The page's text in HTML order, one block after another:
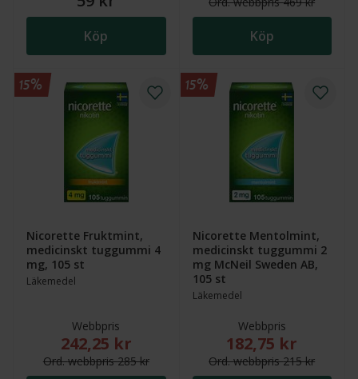
Köp Köp
Nicorette Fruktmint,
medicinskt tuggummi 4
mg, 105 st
Läkemedel
Webbpris
Nytt reducerat pris: 242,25 kr. Ordinarie webbpris
242,25 kr
Ord.webbpris285 kr
15%
Nicorette Mentolmint,
medicinskt tuggummi 2
mg McNeil Sweden AB,
105 st
Läkemedel
Webbpris
Nytt reducerat
182,75 kr
Ord.webbpris215 kr
15%